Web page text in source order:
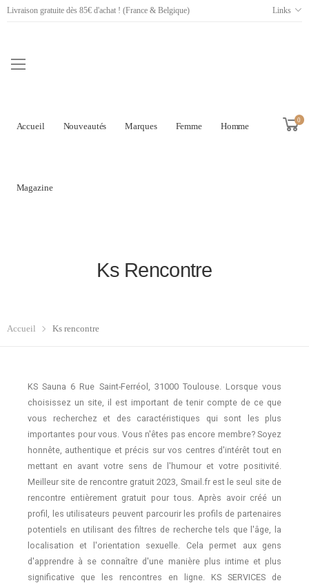
Livraison gratuite dès 85€ d'achat ! (France & Belgique) Links
Accueil Nouveautés Marques Femme Homme
Magazine
0
Ks Rencontre
Accueil Ks rencontre
KS Sauna 6 Rue Saint-Ferréol, 31000 Toulouse. Lorsque vous
choisissez un site, il est important de tenir compte de ce que
vous recherchez et des caractéristiques qui sont les plus
importantes pour vous. Vous n'êtes pas encore membre? Soyez
honnête, authentique et précis sur vos centres d'intérêt tout en
mettant en avant votre sens de l'humour et votre positivité.
Meilleur site de rencontre gratuit 2023, Smail.fr est le seul site de
rencontre entièrement gratuit pour tous. Après avoir créé un
profil, les utilisateurs peuvent parcourir les profils de partenaires
potentiels en utilisant des filtres de recherche tels que l'âge, la
localisation et l'orientation sexuelle. Cela permet aux gens
d'apprendre à se connaître d'une manière plus intime et plus
significative que les rencontres en ligne. KS SERVICES de